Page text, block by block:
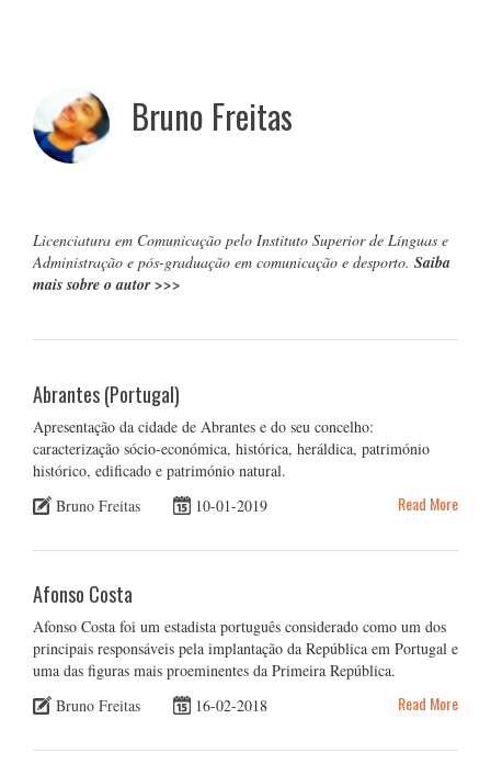
Bruno Freitas
Licenciatura em Comunicação pelo Instituto Superior de Línguas e
Administração e pós-graduação em comunicação e desporto. Saiba
mais sobre o autor>>>
Abrantes (Portugal)
Apresentação da cidade de Abrantes e do seu concelho:
caracterização sócio-económica, histórica, heráldica, património
histórico, edificado e património natural.
Bruno Freitas
10-01-2019 Read More
Afonso Costa
Afonso Costa foi um estadista português considerado como um dos
principais responsáveis pela implantação da República em Portugal e
uma das figuras mais proeminentes da Primeira República.
Bruno Freitas
16-02-2018 Read More